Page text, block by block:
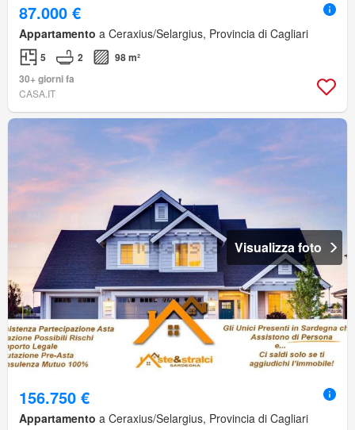
87.000 €
Appartamento a Ceraxius/Selargius, Provincia di Cagliari
5 2
98 m²
30+ giorni fa
CASA.IT
Visualizza foto
156.750 €
Appartamento a Ceraxius/Selargius, Provincia di Cagliari